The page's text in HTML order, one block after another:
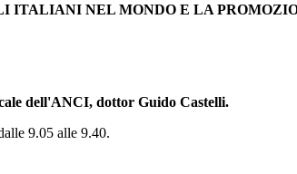
ITALIANI NEL MONDO E LA
dell'ANCI, dottor Guido Castelli.
9.05 alle 9.40.